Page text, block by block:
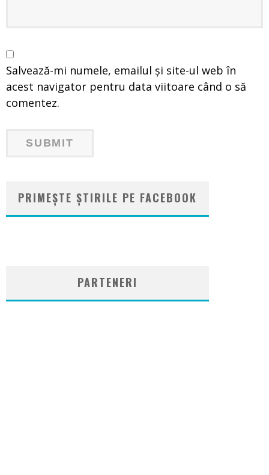
Salvează-mi numele, emailul și site-ul web în
acest navigator pentru data viitoare când o să
comentez.
PRIMEȘTE ȘTIRILE PE FACEBOOK
PARTENERI